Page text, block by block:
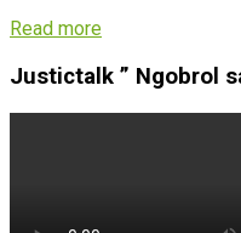
Read more
Justictalk ” Ngobrol